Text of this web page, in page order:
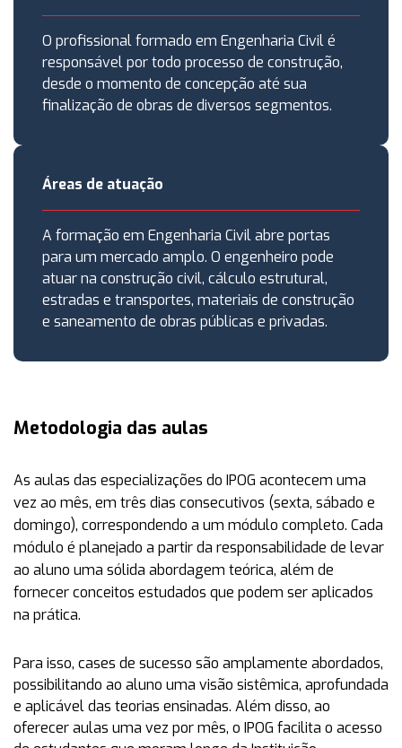
O profissional formado em Engenharia Civil é
responsável por todo processo de construção,
desde o momento de concepção até sua
finalização de obras de diversos segmentos.
Áreas de atuação
A formação em Engenharia Civil abre portas
para um mercado amplo. O engenheiro pode
atuar na construção civil, cálculo estrutural,
estradas e transportes, materiais de construção
e saneamento de obras públicas e privadas.
Metodologia das aulas
As aulas das especializações do IPOG acontecem uma
vez ao mês, em três dias consecutivos (sexta, sábado e
domingo), correspondendo a um módulo completo. Cada
módulo é planejado a partir da responsabilidade de levar
ao aluno uma sólida abordagem teórica, além de
fornecer conceitos estudados que podem ser aplicados
na prática.
Para isso, cases de sucesso são amplamente abordados,
possibilitando ao aluno uma visão sistêmica, aprofundada
e aplicável das teorias ensinadas. Além disso, ao
oferecer aulas uma vez por mês, o IPOG facilita o acesso